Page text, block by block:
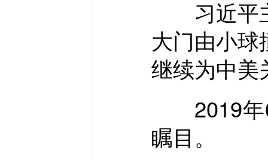
习近平主
大门由小球
继续为中美
2019年6
瞩目。